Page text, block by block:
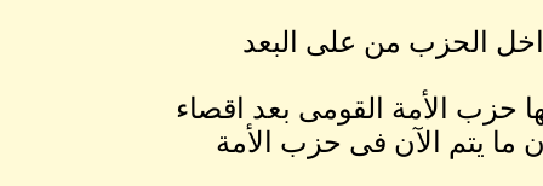
الحزب من على البعد
حزب الأمة القومى بعد اقصاء
ما يتم الآن فى حزب الأمة